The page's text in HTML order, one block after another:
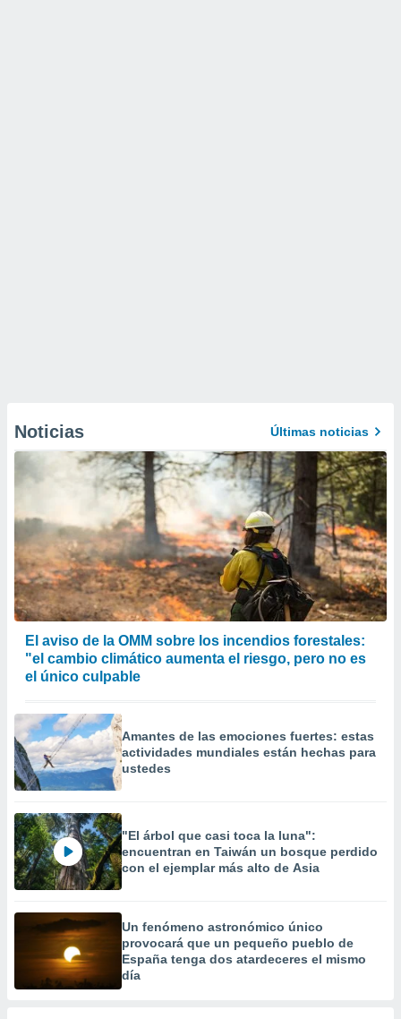
Noticias Últimas noticias
El aviso de la OMM sobre los incendios forestales:
"el cambio climático aumenta el riesgo, pero no es
el único culpable
Amantes de las emociones fuertes: estas
actividades mundiales están hechas para
ustedes
"El árbol que casi toca la luna":
encuentran en Taiwán un bosque perdido
con el ejemplar más alto de Asia
Un fenómeno astronómico único
provocará que un pequeño pueblo de
España tenga dos atardeceres el mismo
día